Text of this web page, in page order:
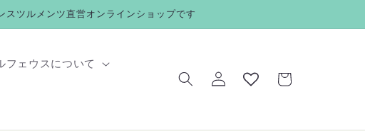
ツルメンツ直営オンラインショップです
フェウスについて
グ
イ
ー